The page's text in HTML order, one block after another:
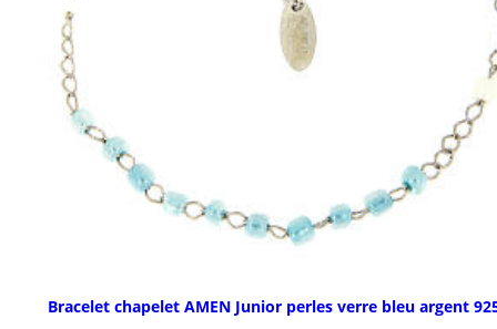
Bracelet chapelet AMEN Junior perles verre bleu argent